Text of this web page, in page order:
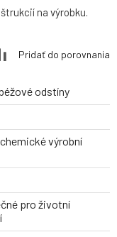
na výrobku.
Pridať do porovnania
odstíny
výrobní
pro životní